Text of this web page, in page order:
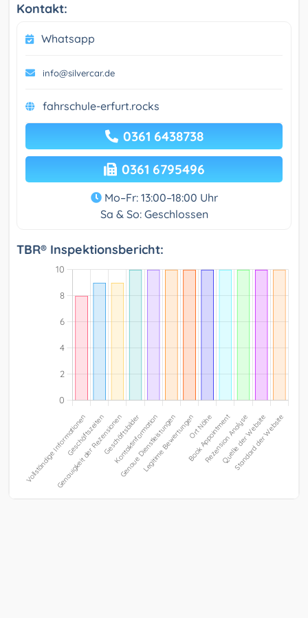
Kontakt:
Whatsapp
info@silvercar.de
fahrschule-erfurt.rocks
0361 6438738
0361 6795496
Mo–Fr: 13:00–18:00 Uhr
Sa & So: Geschlossen
TBR® Inspektionsbericht: